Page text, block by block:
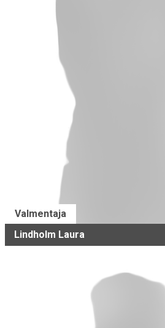
Valmentaja
Lindholm Laura